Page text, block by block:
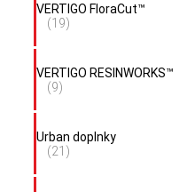
VERTIGO FloraCut™
(19)
VERTIGO RESINWORKS™
(9)
Urban doplnky
(21)